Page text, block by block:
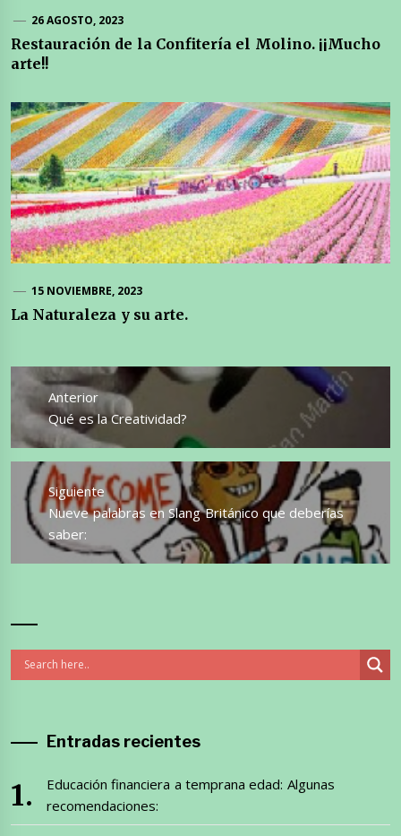
26 AGOSTO, 2023
Restauración de la Confitería el Molino. ¡¡Mucho
arte!!
15 NOVIEMBRE, 2023
La Naturaleza y su arte.
Navegación
de
entradas
Anterior
Entrada
anterior:
Qué es la Creatividad?
Siguiente
Entrada
siguiente:
Nueve palabras en Slang Británico que deberías
saber:
Entradas recientes
Educación financiera a temprana edad: Algunas
recomendaciones: